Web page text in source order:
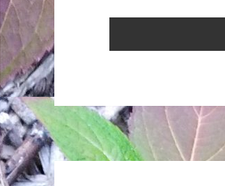
Beitragsnavigation